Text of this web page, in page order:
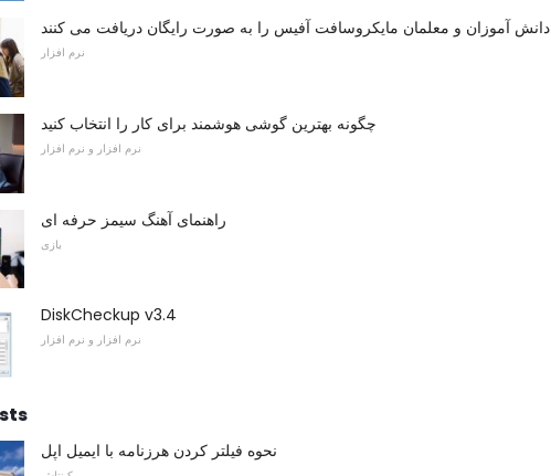
دانش آموزان و معلمان مایکروسافت آفیس را به صورت رایگان دریافت می کنند
نرم افزار
چگونه بهترین گوشی هوشمند برای کار را انتخاب کنید
نرم افزار و نرم افزار
راهنمای آهنگ سیمز حرفه ای
بازی
DiskCheckup v3.4
نرم افزار و نرم افزار
نحوه فیلتر کردن هرزنامه با ایمیل اپل